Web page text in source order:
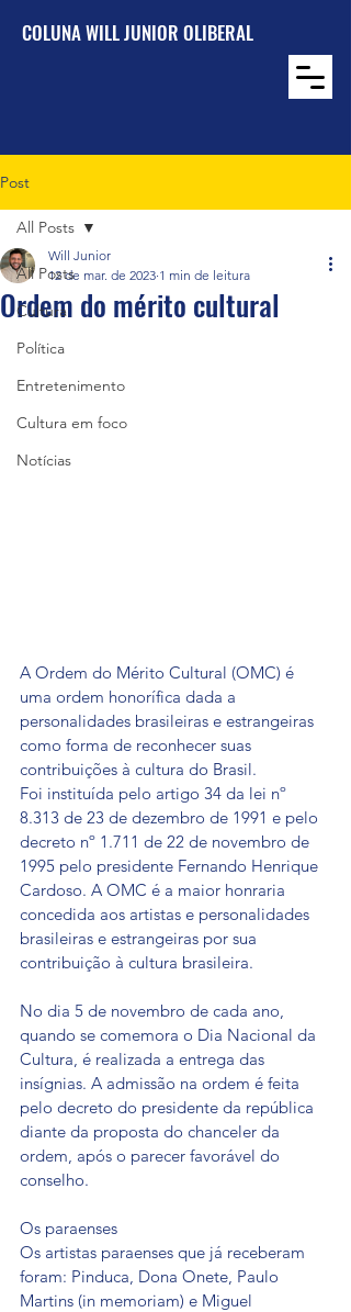
COLUNA WILL JUNIOR OLIBERAL
Post
All Posts
Cultura
Política
Entretenimento
Cultura em foco
Notícias
All Posts
Ordem do mérito cultural
Will Junior
12 de mar. de 2023 1 min de leitura
A Ordem do Mérito Cultural (OMC) é
uma ordem honorífica dada a
personalidades brasileiras e estrangeiras
como forma de reconhecer suas
contribuições à cultura do Brasil.
Foi instituída pelo artigo 34 da lei nº
8.313 de 23 de dezembro de 1991 e pelo
decreto nº 1.711 de 22 de novembro de
1995 pelo presidente Fernando Henrique
Cardoso. A OMC é a maior honraria
concedida aos artistas e personalidades
brasileiras e estrangeiras por sua
contribuição à cultura brasileira.
No dia 5 de novembro de cada ano,
quando se comemora o Dia Nacional da
Cultura, é realizada a entrega das
insígnias. A admissão na ordem é feita
pelo decreto do presidente da república
diante da proposta do chanceler da
ordem, após o parecer favorável do
conselho.
Os paraenses
Os artistas paraenses que já receberam
foram: Pinduca, Dona Onete, Paulo
Martins (in memoriam) e Miguel